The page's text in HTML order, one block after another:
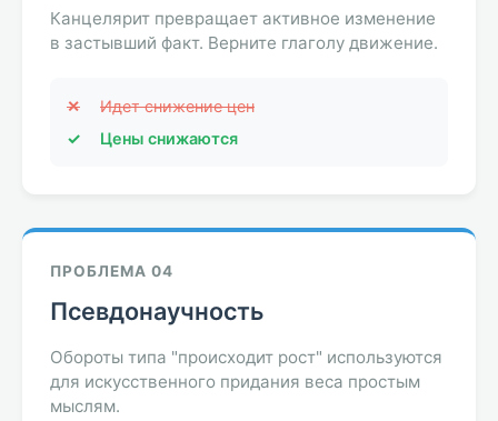
Канцелярит превращает активное изменение
в застывший факт. Верните глаголу движение.
✕
Идет снижение цен
✓
Цены снижаются
ПРОБЛЕМА 04
Псевдонаучность
Обороты типа "происходит рост" используются
для искусственного придания веса простым
мыслям.